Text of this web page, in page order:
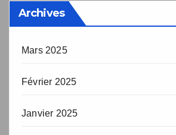
Archives
Mars 2025
Février 2025
Janvier 2025